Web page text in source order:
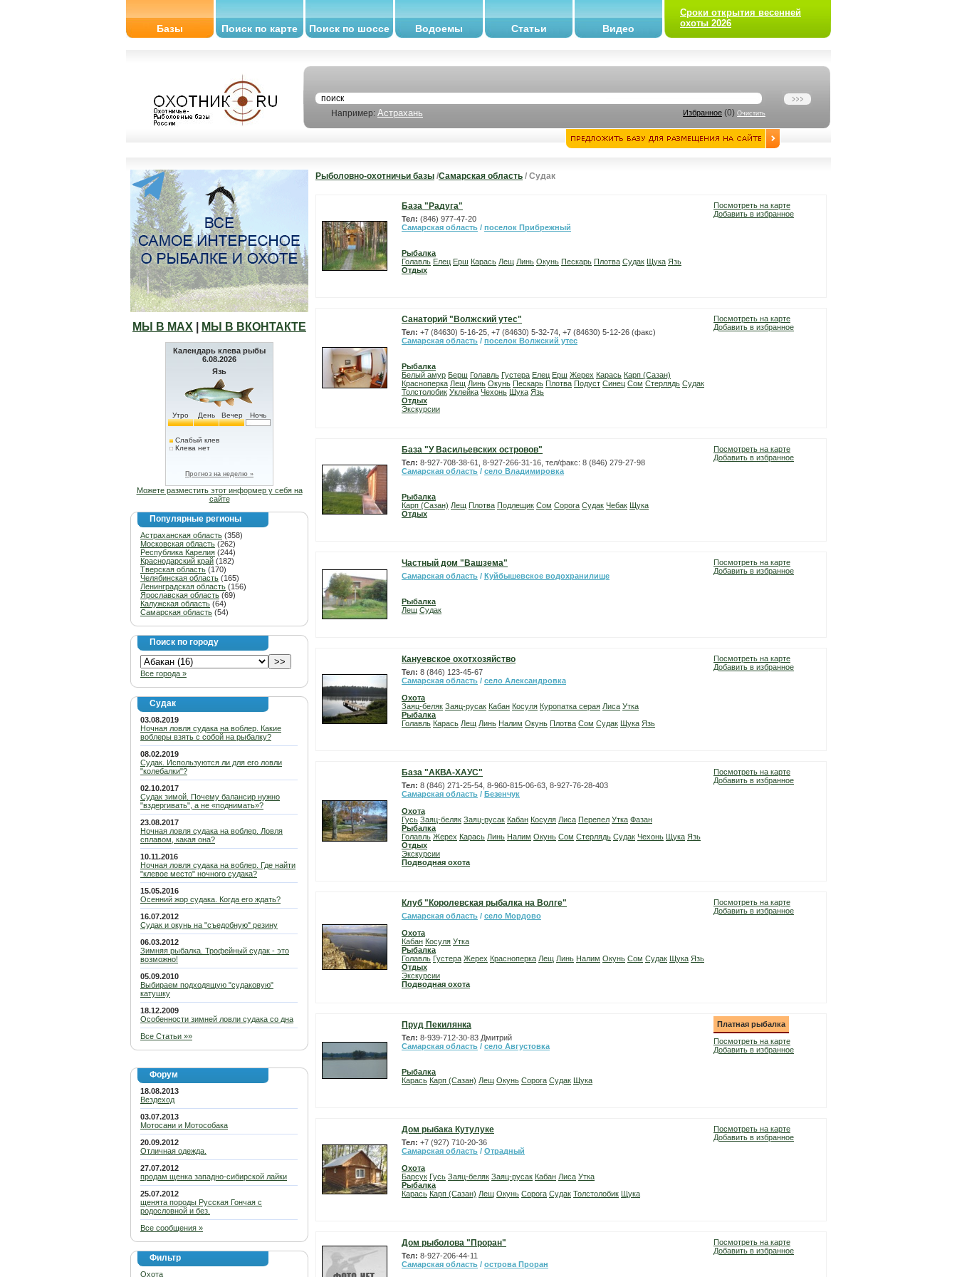
Базы Поиск по карте Поиск по шоссе Водоемы Статьи Видео
Сроки открытия весенней
охоты 2026
Например: Астрахань Избранное (0) Очистить
МЫ В МАХ МЫ В ВКОНТАКТЕ
Календарь клева рыбы
6.08.2026
Язь
Утро День Вечер Ночь
Слабый клев
Клева нет
Прогноз на неделю »
Можете разместить этот информер у себя на
сайте
Популярные регионы
Астраханская область (358)
Московская область (262)
Республика Карелия (244)
Краснодарский край (182)
Тверская область (170)
Челябинская область (165)
Ленинградская область (156)
Ярославская область (69)
Калужская область (64)
Самарская область (54)
Поиск по городу
Все города »
Судак
03.08.2019
Ночная ловля судака на воблер. Какие
воблеры взять с собой на рыбалку?
08.02.2019
Судак. Используются ли для его ловли
"колебалки"?
02.10.2017
Судак зимой. Почему балансир нужно
"вздергивать", а не «поднимать»?
23.08.2017
Ночная ловля судака на воблер. Ловля
сплавом, какая она?
10.11.2016
Ночная ловля судака на воблер. Где найти
"клевое место" ночного судака?
15.05.2016
Осенний жор судака. Когда его ждать?
16.07.2012
Судак и окунь на "съедобную" резину
06.03.2012
Зимняя рыбалка. Трофейный судак - это
возможно!
05.09.2010
Выбираем подходящую "судаковую"
катушку
18.12.2009
Особенности зимней ловли судака со дна
Все Статьи »»
Форум
18.08.2013
Вездеход
03.07.2013
Мотосани и Мотособака
20.09.2012
Отличная одежда.
27.07.2012
продам щенка западно-сибирской лайки
25.07.2012
щенята породы Русская Гончая с
родословной и без.
Все сообщения »
Фильтр
Охота
Рыболовно-охотничьи базы /Самарская область / Судак
База "Радуга"
Тел: (846) 977-47-20
Самарская область / поселок Прибрежный
Рыбалка
Голавль Елец Ерш Карась Лещ Линь Окунь Пескарь Плотва Судак Щука Язь
Отдых
Посмотреть на карте
Добавить в избранное
Санаторий "Волжский утес"
Тел: +7 (84630) 5-16-25, +7 (84630) 5-32-74, +7 (84630) 5-12-26 (факс)
Самарская область / поселок Волжский утес
Рыбалка
Белый амур Берш Голавль Густера Елец Ерш Жерех Карась Карп (Сазан)
Красноперка Лещ Линь Окунь Пескарь Плотва Подуст Синец Сом Стерлядь Судак
Толстолобик Уклейка Чехонь Щука Язь
Отдых
Экскурсии
Посмотреть на карте
Добавить в избранное
База "У Васильевских островов"
Тел: 8-927-708-38-61, 8-927-266-31-16, тел/факс: 8 (846) 279-27-98
Самарская область / село Владимировка
Рыбалка
Карп (Сазан) Лещ Плотва Подлещик Сом Сорога Судак Чебак Щука
Отдых
Посмотреть на карте
Добавить в избранное
Частный дом "Вашзема"
Самарская область / Куйбышевское водохранилище
Рыбалка
Лещ Судак
Посмотреть на карте
Добавить в избранное
Кануевское охотхозяйство
Тел: 8 (846) 123-45-67
Самарская область / село Александровка
Охота
Заяц-беляк Заяц-русак Кабан Косуля Куропатка серая Лиса Утка
Рыбалка
Голавль Карась Лещ Линь Налим Окунь Плотва Сом Судак Щука Язь
Посмотреть на карте
Добавить в избранное
База "АКВА-ХАУС"
Тел: 8 (846) 271-25-54, 8-960-815-06-63, 8-927-76-28-403
Самарская область / Безенчук
Охота
Гусь Заяц-беляк Заяц-русак Кабан Косуля Лиса Перепел Утка Фазан
Рыбалка
Голавль Жерех Карась Линь Налим Окунь Сом Стерлядь Судак Чехонь Щука Язь
Отдых
Экскурсии
Подводная охота
Посмотреть на карте
Добавить в избранное
Клуб "Королевская рыбалка на Волге"
Самарская область / село Мордово
Охота
Кабан Косуля Утка
Рыбалка
Голавль Густера Жерех Красноперка Лещ Линь Налим Окунь Сом Судак Щука Язь
Отдых
Экскурсии
Подводная охота
Посмотреть на карте
Добавить в избранное
Пруд Пекилянка
Тел: 8-939-712-30-83 Дмитрий
Самарская область / село Августовка
Рыбалка
Карась Карп (Сазан) Лещ Окунь Сорога Судак Щука
Платная рыбалка
Посмотреть на карте
Добавить в избранное
Дом рыбака Кутулуке
Тел: +7 (927) 710-20-36
Самарская область / Отрадный
Охота
Барсук Гусь Заяц-беляк Заяц-русак Кабан Лиса Утка
Рыбалка
Карась Карп (Сазан) Лещ Окунь Сорога Судак Толстолобик Щука
Посмотреть на карте
Добавить в избранное
Дом рыболова "Проран"
Тел: 8-927-206-44-11
Самарская область / острова Проран
Посмотреть на карте
Добавить в избранное